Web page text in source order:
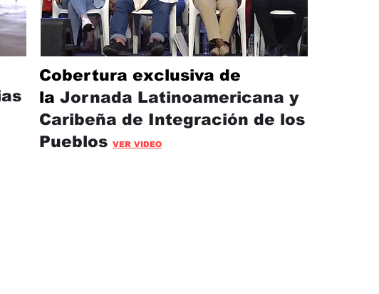
Cobertura exclusiva de
la Jornada Latinoamericana y
Caribeña de Integración de los
Pueblos VER VIDEO